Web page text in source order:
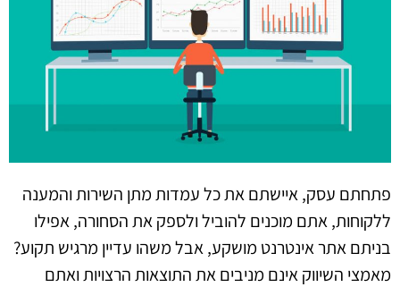
פתחתם עסק, איישתם את כל עמדות מתן השירות והמענה
ללקוחות, אתם מוכנים להוביל ולספק את הסחורה, אפילו
בניתם אתר אינטרנט מושקע, אבל משהו עדיין מרגיש תקוע?
מאמצי השיווק אינם מניבים את התוצאות הרצויות ואתם